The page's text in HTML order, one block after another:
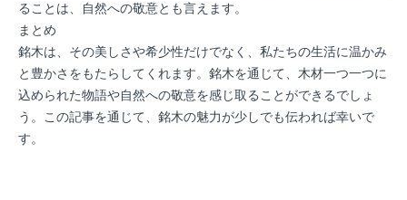
ることは、自然への敬意とも言えます。
まとめ
銘木は、その美しさや希少性だけでなく、私たちの生活に温かみ
と豊かさをもたらしてくれます。銘木を通じて、木材一つ一つに
込められた物語や自然への敬意を感じ取ることができるでしょ
う。この記事を通じて、銘木の魅力が少しでも伝われば幸いで
す。